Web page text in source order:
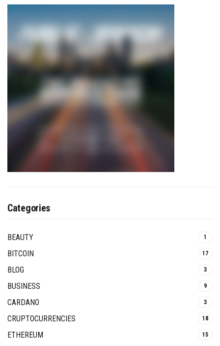
Categories
BEAUTY 1
BITCOIN 17
BLOG 3
BUSINESS 9
CARDANO 3
CRUPTOCURRENCIES 18
ETHEREUM 15